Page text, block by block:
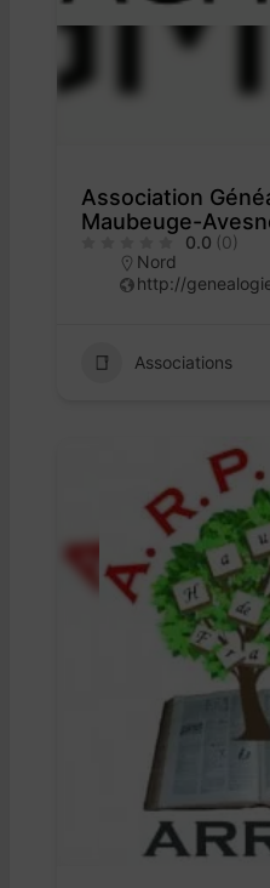
Association
Maubeuge-
0.0 (0)
Nord
http://
Associations